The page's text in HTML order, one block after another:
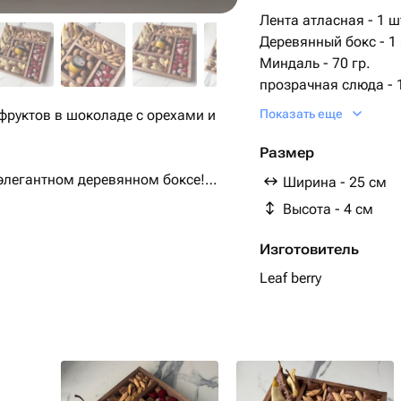
Лента атласная - 1
Деревянный бокс - 1
Миндаль - 70 гр.
прозрачная слюда -
орех пекан в
тишью коричневая -
мед суфле
груша в шоколаде
ананас в шоколаде
Показать еще
Размер
Ширина - 25 см
Высота - 4 см
Изготовитель
Leaf berry
в шоколаде с орехами и
деревянном боксе!
кислинки и сладости.
– тропическая нежность.